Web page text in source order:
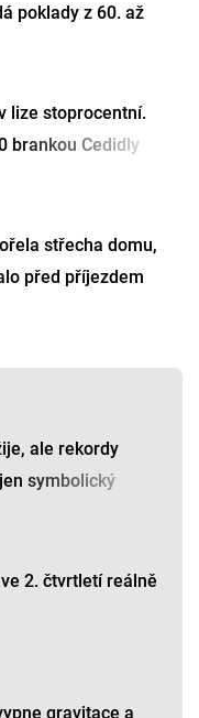
poklady z 60. až
lize stoprocentní.
brankou Cedidly
střecha domu,
před příjezdem
ale rekordy
symbolický
2. čtvrtletí reálně
gravitace a